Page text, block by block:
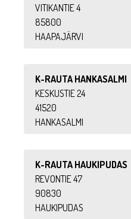
VITIKANTIE 4
85800
HAAPAJÄRVI
K-RAUTA HANKASALMI
KESKUSTIE 24
41520
HANKASALMI
K-RAUTA HAUKIPUDAS
REVONTIE 47
90830
HAUKIPUDAS